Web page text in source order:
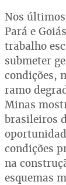
Nos
Pará e
trabalho
submeter
condições,
ramo
Minas
brasileiros
condições
na
esquemas